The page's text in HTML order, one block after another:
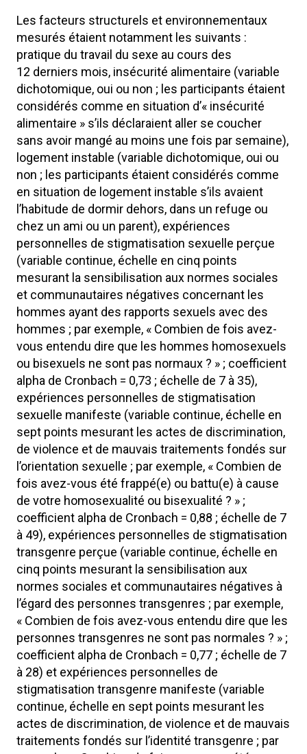
Les facteurs structurels et environnementaux
mesurés étaient notamment les suivants :
pratique du travail du sexe au cours des
12 derniers mois, insécurité alimentaire (variable
dichotomique, oui ou non ; les participants étaient
considérés comme en situation d’« insécurité
alimentaire » s’ils déclaraient aller se coucher
sans avoir mangé au moins une fois par semaine),
logement instable (variable dichotomique, oui ou
non ; les participants étaient considérés comme
en situation de logement instable s’ils avaient
l’habitude de dormir dehors, dans un refuge ou
chez un ami ou un parent), expériences
personnelles de stigmatisation sexuelle perçue
(variable continue, échelle en cinq points
mesurant la sensibilisation aux normes sociales
et communautaires négatives concernant les
hommes ayant des rapports sexuels avec des
hommes ; par exemple, « Combien de fois avez-
vous entendu dire que les hommes homosexuels
ou bisexuels ne sont pas normaux ? » ; coefficient
alpha de Cronbach = 0,73 ; échelle de 7 à 35),
expériences personnelles de stigmatisation
sexuelle manifeste (variable continue, échelle en
sept points mesurant les actes de discrimination,
de violence et de mauvais traitements fondés sur
l’orientation sexuelle ; par exemple, « Combien de
fois avez-vous été frappé(e) ou battu(e) à cause
de votre homosexualité ou bisexualité ? » ;
coefficient alpha de Cronbach = 0,88 ; échelle de 7
à 49), expériences personnelles de stigmatisation
transgenre perçue (variable continue, échelle en
cinq points mesurant la sensibilisation aux
normes sociales et communautaires négatives à
l’égard des personnes transgenres ; par exemple,
« Combien de fois avez-vous entendu dire que les
personnes transgenres ne sont pas normales ? » ;
coefficient alpha de Cronbach = 0,77 ; échelle de 7
à 28) et expériences personnelles de
stigmatisation transgenre manifeste (variable
continue, échelle en sept points mesurant les
actes de discrimination, de violence et de mauvais
traitements fondés sur l’identité transgenre ; par